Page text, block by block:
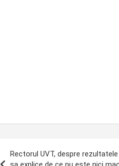
Rectorul UVT, despre